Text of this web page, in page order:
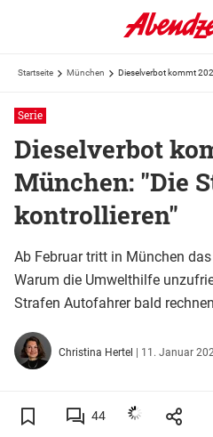
Startseite München
Serie
Dieselverbot
München: "Die
kontrollieren"
Ab Februar tritt in München
Warum die Umwelthilfe
Strafen Autofahrer bald
Christina Hertel | 11. Januar
44